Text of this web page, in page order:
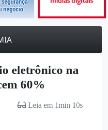
eletrônico na
60%
Leia em 1min 10s